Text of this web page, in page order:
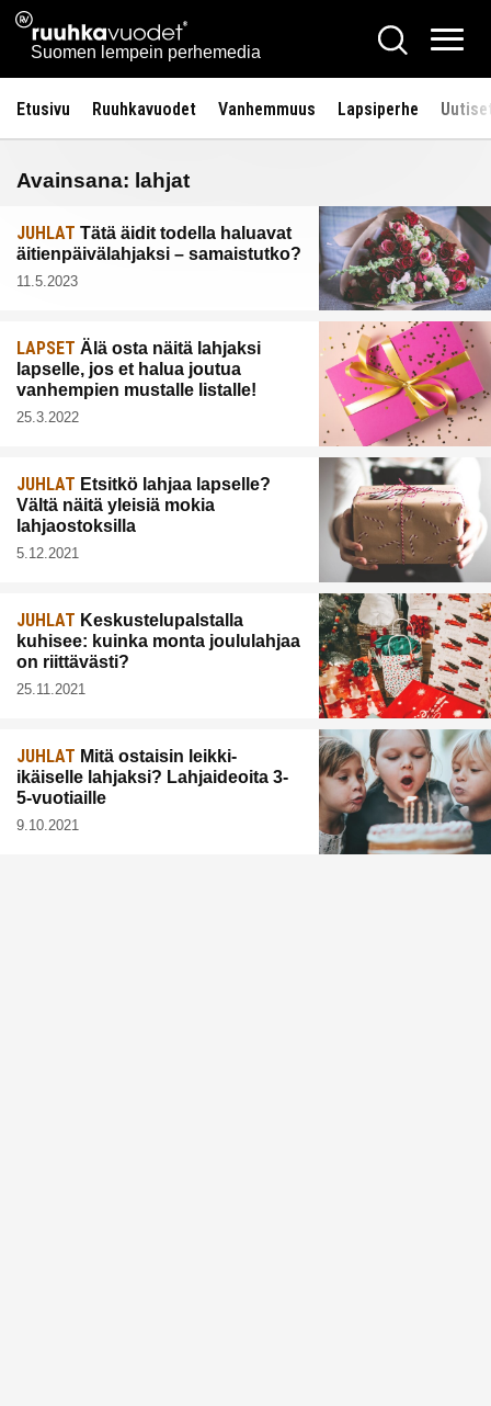
Siirry
sisältöön
Ruuhkavuodet.fi
Suomen lempein perhemedia
Hae
Etusivu Ruuhkavuodet Vanhemmuus Lapsiperhe
Avainsana: lahjat
JUHLAT Tätä äidit todella haluavat
äitienpäivälahjaksi – samaistutko?
11.5.2023
LAPSET Älä osta näitä lahjaksi
lapselle, jos et halua joutua
vanhempien mustalle listalle!
25.3.2022
JUHLAT Etsitkö lahjaa lapselle?
Vältä näitä yleisiä mokia
lahjaostoksilla
5.12.2021
JUHLAT Keskustelupalstalla
kuhisee: kuinka monta joululahjaa
on riittävästi?
25.11.2021
JUHLAT Mitä ostaisin leikki-
ikäiselle lahjaksi? Lahjaideoita 3-
5-vuotiaille
9.10.2021